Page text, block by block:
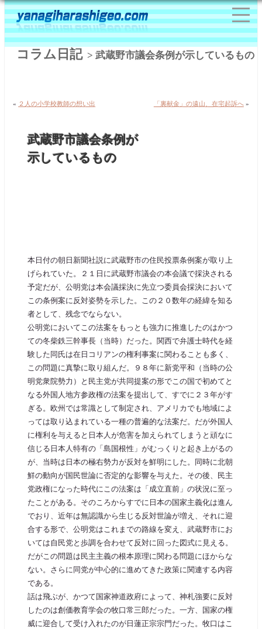
コラム日記> 武蔵野市議会条例が示しているもの
« ２人の小学校教師の想い出 「裏献金」の遠山、在宅起訴へ»
武蔵野市議会条例が
示しているもの
本日付の朝日新聞社説に武蔵野市の住民投票条例案が取り上
げられていた。２１日に武蔵野市議会の本会議で採決される
予定だが、公明党は本会議採決に先立つ委員会採決において
この条例案に反対姿勢を示した。この２０数年の経緯を知る
者として、残念でならない。
公明党においてこの法案をもっとも強力に推進したのはかつ
ての冬柴鉄三幹事長（当時）だった。関西で弁護士時代を経
験した同氏は在日コリアンの権利事案に関わることも多く、
この問題に真摯に取り組んだ。９８年に新党平和（当時の公
明党衆院勢力）と民主党が共同提案の形でこの国で初めてと
なる外国人地方参政権の法案を提出して、すでに２３年がす
ぎる。欧州では常識として制定され、アメリカでも地域によ
っては取り込まれている一種の普遍的な法案だ。だが外国人
に権利を与えると日本人が危害を加えられてしまうと頑なに
信じる日本人特有の「島国根性」がむっくりと起き上がるの
が、当時は日本の極右勢力が反対を鮮明にした。同時に北朝
鮮の動向が国民世論に否定的な影響を与えた。その後、民主
党政権になった時代にこの法案は「成立直前」の状況に至っ
たことがある。そのころからすでに日本の国家主義化は進ん
でおり、近年は無認識から生じる反対世論が増え、それに迎
合する形で、公明党はこれまでの路線を変え、武蔵野市にお
いては自民党と歩調を合わせて反対に回った図式に見える。
だがこの問題は民主主義の根本原理に関わる問題にほからな
ない。さらに同党が中心的に進めてきた政策に関連する内容
である。
話は飛ぶが、かつて国家神道政府によって、神札強要に反対
したのは創価教育学会の牧口常三郎だった。一方、国家の権
威に迎合して受け入れたのが日蓮正宗宗門だった。牧口はこ